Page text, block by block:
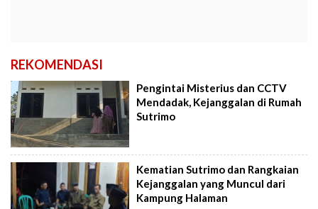
REKOMENDASI
Pengintai Misterius dan CCTV
Mendadak, Kejanggalan di Rumah
Sutrimo
Kematian Sutrimo dan Rangkaian
Kejanggalan yang Muncul dari
Kampung Halaman